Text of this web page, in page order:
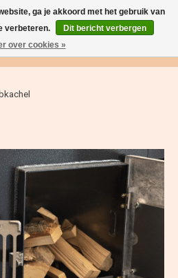
Verlanglijst
slideshow Items
ga je akkoord met het gebruik van
verbeteren.
Dit bericht verbergen
over cookies »